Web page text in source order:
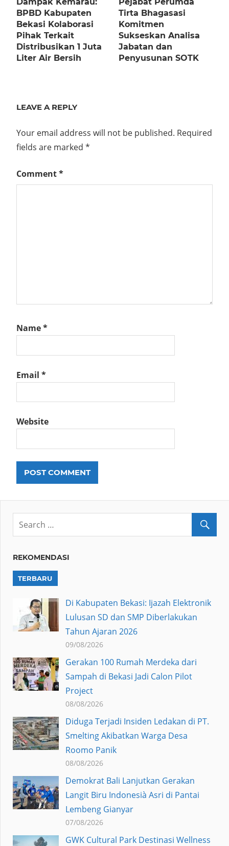
BPBD Kabupaten
Bekasi Kolaborasi
Pihak Terkait
Distribusikan 1 Juta
Liter Air Bersih
Tirta Bhagasasi
Komitmen
Sukseskan Analisa
Jabatan dan
Penyusunan SOTK
LEAVE A REPLY
Your email address will not be published. Required
fields are marked *
Comment*
Name*
Email *
Website
REKOMENDASI
TERBARU
Di Kabupaten Bekasi: Ijazah Elektronik
Lulusan SD dan SMP Diberlakukan
Tahun Ajaran 2026
09/08/2026
Gerakan 100 Rumah Merdeka dari
Sampah di Bekasi Jadi Calon Pilot
Project
08/08/2026
Diduga Terjadi Insiden Ledakan di PT.
Smelting Akibatkan Warga Desa
Roomo Panik
08/08/2026
Demokrat Bali Lanjutkan Gerakan
Langit Biru Indonesià Asri di Pantai
Lembeng Gianyar
07/08/2026
GWK Cultural Park Destinasi Wellness